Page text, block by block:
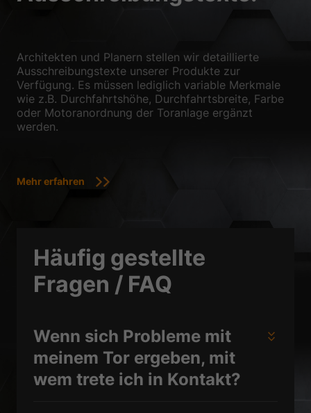
Architekten und Planern stellen wir detaillierte
Ausschreibungstexte unserer Produkte zur
Verfügung. Es müssen lediglich variable Merkmale
wie z.B. Durchfahrtshöhe, Durchfahrtsbreite, Farbe
oder Motoranordnung der Toranlage ergänzt
werden.
Mehr erfahren
Häufig gestellte
Fragen / FAQ
Wenn sich Probleme mit
meinem Tor ergeben, mit
wem trete ich in Kontakt?